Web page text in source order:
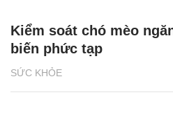
SỨC KHỎE
Kiểm soát chó mèo
biến phức tạp